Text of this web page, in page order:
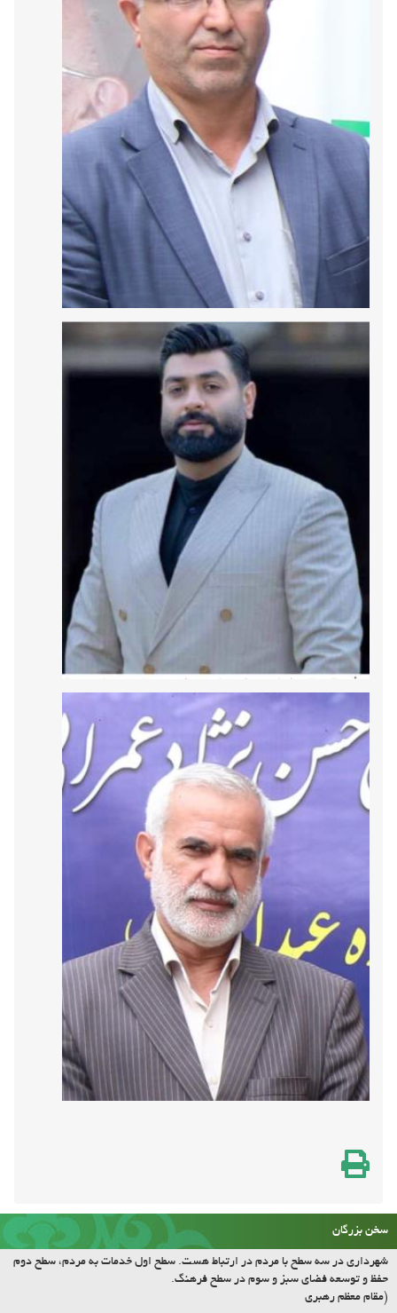
شهرداری در سه سطح با مردم در ارتباط هست. سطح اول خدمات به مردم، سطح دوم
حفظ و توسعه فضای سبز و سوم در سطح فرهنگ.
(مقام معظم رهبری
حدیث روز